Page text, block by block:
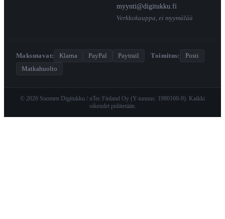
myynti@digitukku.fi
Verkkokauppa, ei myymälää
Maksutavat: Klarna PayPal Paytrail · Toimitus:
Posti
Matkahuolto
© 2026 Suomen Digitukku / nTec Finland Oy (Y-tunnus: 1980160-9). Kaikki
oikeudet pidätetään.